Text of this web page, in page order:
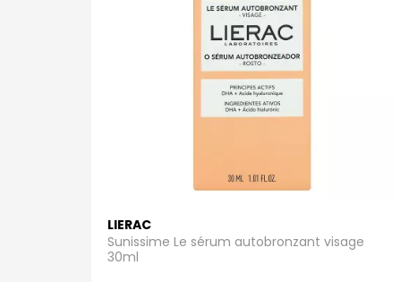
LIERAC
Sunissime Le sérum autobronzant visage
30ml